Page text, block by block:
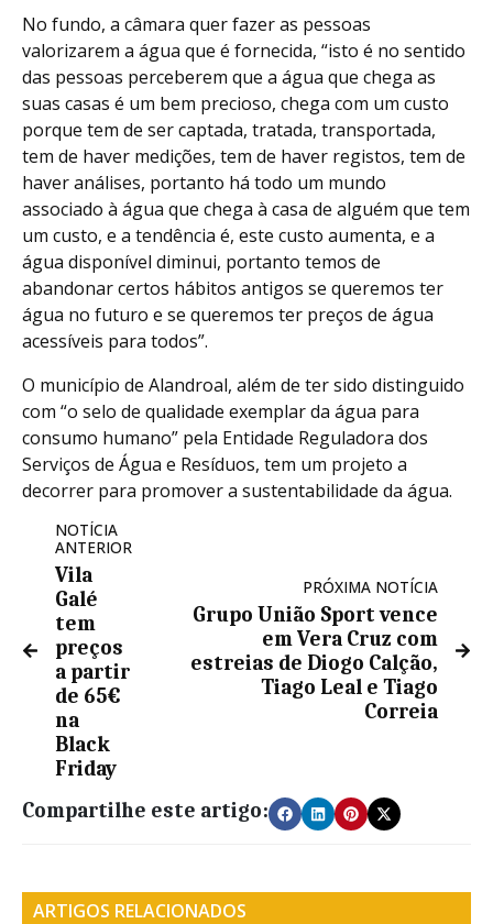
No fundo, a câmara quer fazer as pessoas
valorizarem a água que é fornecida, “isto é no sentido
das pessoas perceberem que a água que chega as
suas casas é um bem precioso, chega com um custo
porque tem de ser captada, tratada, transportada,
tem de haver medições, tem de haver registos, tem de
haver análises, portanto há todo um mundo
associado à água que chega à casa de alguém que tem
um custo, e a tendência é, este custo aumenta, e a
água disponível diminui, portanto temos de
abandonar certos hábitos antigos se queremos ter
água no futuro e se queremos ter preços de água
acessíveis para todos”.
O município de Alandroal, além de ter sido distinguido
com “o selo de qualidade exemplar da água para
consumo humano” pela Entidade Reguladora dos
Serviços de Água e Resíduos, tem um projeto a
decorrer para promover a sustentabilidade da água.
NOTÍCIA
ANTERIOR
Vila
Galé
tem
preços
a partir
de 65€
na
Black
Friday
PRÓXIMA NOTÍCIA
Grupo União Sport vence
em Vera Cruz com
estreias de Diogo Calção,
Tiago Leal e Tiago
Correia
Compartilhe este artigo:
ARTIGOS RELACIONADOS